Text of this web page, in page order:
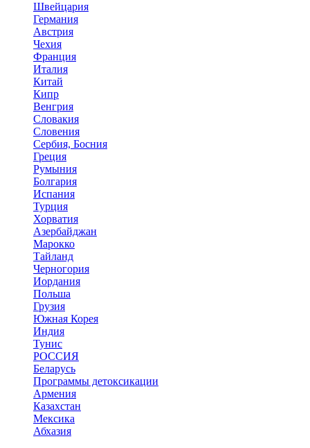
Швейцария
Германия
Австрия
Чехия
Франция
Италия
Китай
Кипр
Венгрия
Словакия
Словения
Сербия, Босния
Греция
Румыния
Болгария
Испания
Турция
Хорватия
Азербайджан
Марокко
Тайланд
Черногория
Иордания
Польша
Грузия
Южная Корея
Индия
Тунис
РОССИЯ
Беларусь
Программы детоксикации
Армения
Казахстан
Мексика
Абхазия